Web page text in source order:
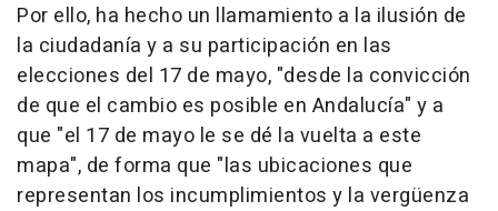
Por ello, ha hecho un llamamiento a la ilusión de
la ciudadanía y a su participación en las
elecciones del 17 de mayo, "desde la convicción
de que el cambio es posible en Andalucía" y a
que "el 17 de mayo le se dé la vuelta a este
mapa", de forma que "las ubicaciones que
representan los incumplimientos y la vergüenza